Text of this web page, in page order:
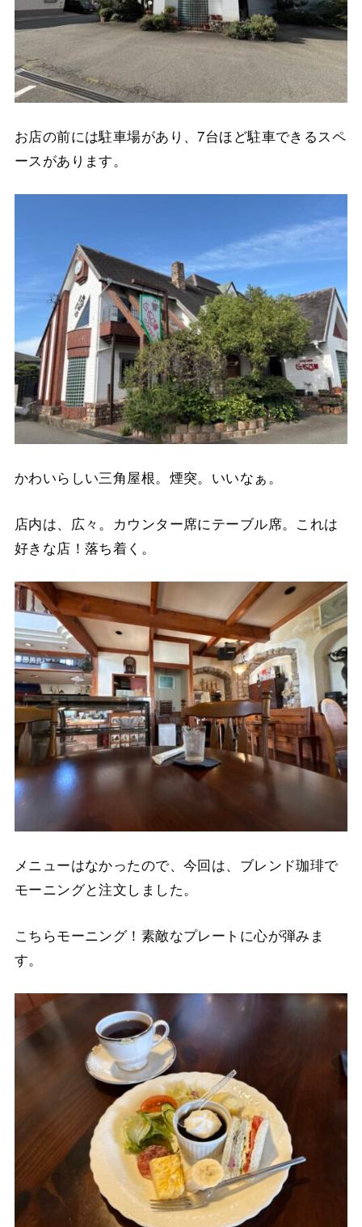
お店の前には駐車場があり、7台ほど駐車できるスペ
ースがあります。
かわいらしい三角屋根。煙突。いいなぁ。
店内は、広々。カウンター席にテーブル席。これは
好きな店！落ち着く。
メニューはなかったので、今回は、ブレンド珈琲で
モーニングと注文しました。
こちらモーニング！素敵なプレートに心が弾みま
す。